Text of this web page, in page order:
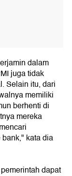
dalam
juga tidak
Selain itu, dari
memiliki
berhenti di
mereka
kata dia
dapat